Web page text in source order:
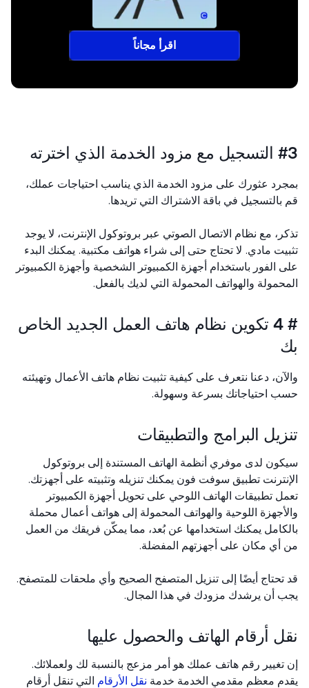
اقرأ مجاناً
عثورك على مزود الخدمة الذي يناسب احتياجات عملك،
في باقة الاشتراك التي تريدها.
مع نظام الاتصال الصوتي عبر بروتوكول الإنترنت، لا يوجد
مادي. لا تحتاج حتى إلى شراء هواتف مكتبية. يمكنك البدء
الفور باستخدام أجهزة الكمبيوتر الشخصية وأجهزة الكمبيوتر
والهواتف المحمولة التي لديك بالفعل.
# 4 تكوين نظام هاتف العمل الجديد الخاص
دعنا نتعرف على كيفية تثبيت نظام هاتف الأعمال وتهيئته
احتياجاتك بسرعة وسهولة.
البرامج والتطبيقات
لدى موفري أنظمة الهاتف المستندة إلى بروتوكول
تطبيق سوفت فون يمكنك تنزيله وتثبيته على أجهزتك.
تطبيقات الهاتف اللوحي على تحويل أجهزة الكمبيوتر
اللوحية والهواتف المحمولة إلى هواتف أعمال محملة
يمكنك استخدامها عن بُعد، مما يمكّن فريقك من العمل
أي مكان على أجهزتهم المفضلة.
تحتاج أيضًا إلى تنزيل المتصفح الصحيح وأي ملحقات للمتصفح.
أن يرشدك مزودك في هذا المجال.
أرقام الهاتف والحصول عليها
تغيير رقم هاتف عملك هو أمر مزعج بالنسبة لك ولعملائك.
معظم مقدمي الخدمة خدمةنقل الأرقامالتي تنقل أرقام